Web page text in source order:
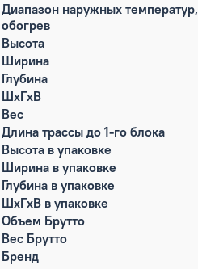
Диапазон наружных температур,
обогрев
Высота
Ширина
Глубина
ШxГxВ
Вес
Длина трассы до 1-го блока
Высота в упаковке
Ширина в упаковке
Глубина в упаковке
ШxГxВ в упаковке
Объем Брутто
Вес Брутто
Бренд